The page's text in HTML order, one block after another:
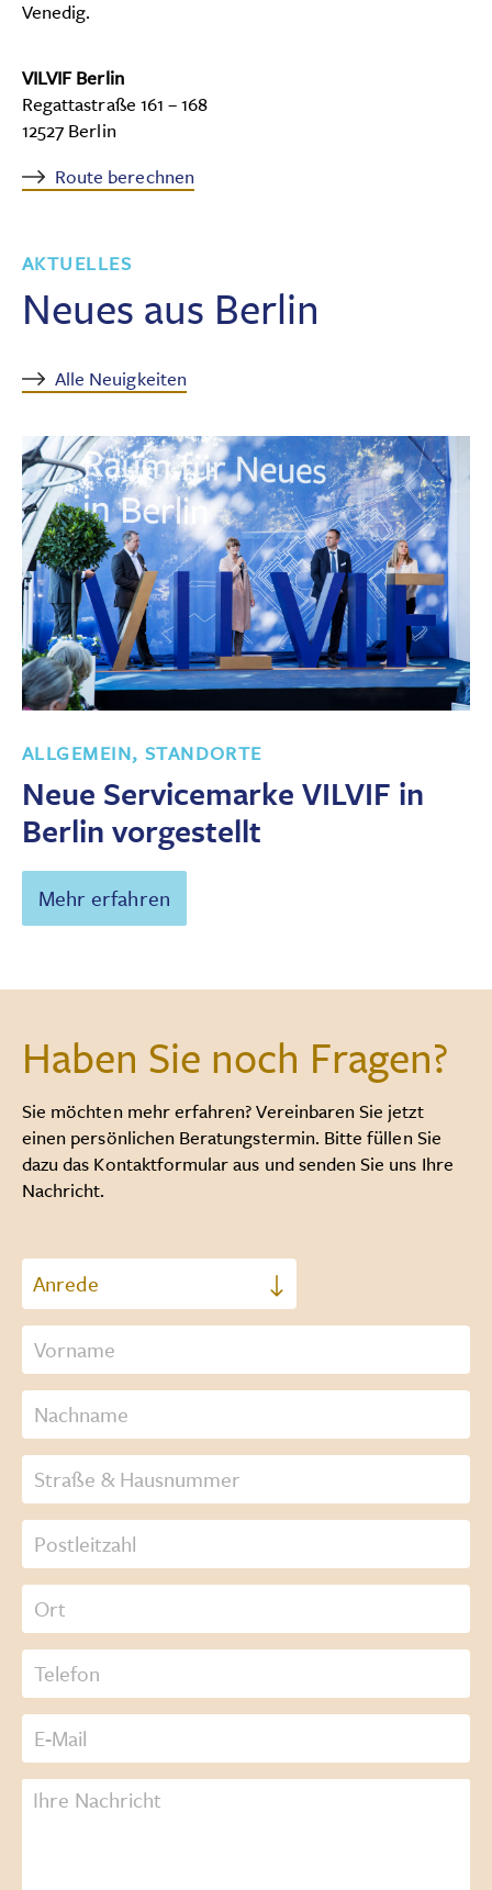
Venedig.
VILVIF Berlin
Regattastraße 161 – 168
12527 Berlin
Route berechnen
AKTUELLES
Neues aus Berlin
Alle Neuigkeiten
ALLGEMEIN, STANDORTE
Neue Servicemarke VILVIF in
Berlin vorgestellt
Mehr erfahren
Haben Sie noch Fragen?
Sie möchten mehr erfahren? Vereinbaren Sie jetzt
einen persönlichen Beratungstermin. Bitte füllen Sie
dazu das Kontaktformular aus und senden Sie uns Ihre
Nachricht.